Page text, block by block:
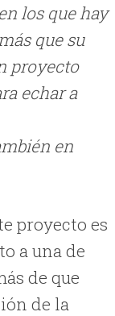
los que hay
que su
proyecto
echar a
en
proyecto es
a una de
de que
de la